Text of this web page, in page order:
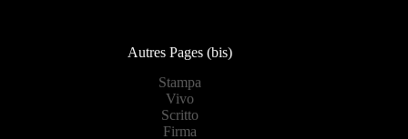
Autres Pages (bis)
Stampa
Vivo
Scritto
Firma